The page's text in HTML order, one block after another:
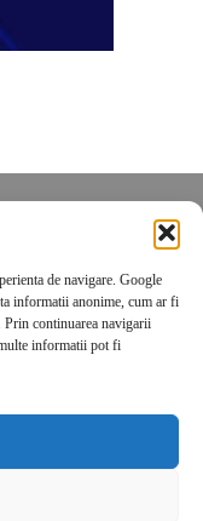
de navigare. Google
informatii anonime, cum ar fi
continuarea navigarii
informatii pot fi